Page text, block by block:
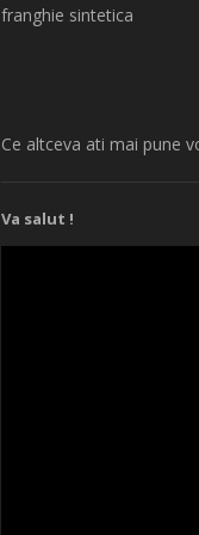
franghie sintetica
Ce altceva ati mai pune
Va salut !